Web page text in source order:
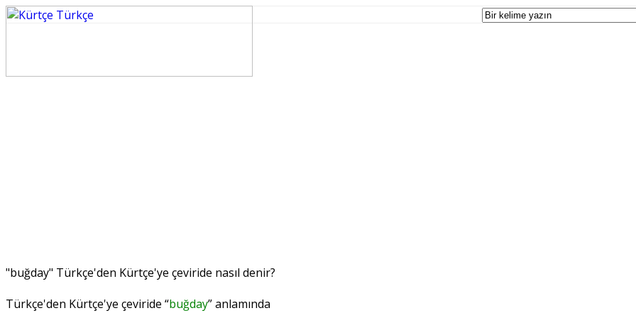
"buğday" Türkçe'den Kürtçe'ye çeviride nasıl denir?
Türkçe'den Kürtçe'ye çeviride “buğday” anlamında